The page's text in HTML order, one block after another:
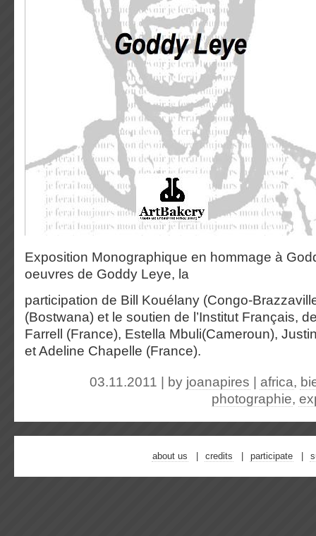
Exposition Monographique en hommage à
oeuvres de Goddy Leye, la
participation de Bill Kouélany (Congo-
(Bostwana) et le soutien de l’Institut Français,
Farrell (France), Estella Mbuli(Cameroun),
et Adeline Chapelle (France).
03.11.2011 | by joanapires africa,
photographie,
about us credits participate